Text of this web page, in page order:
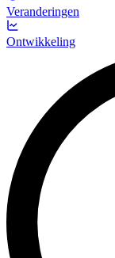
Veranderingen
Ontwikkeling